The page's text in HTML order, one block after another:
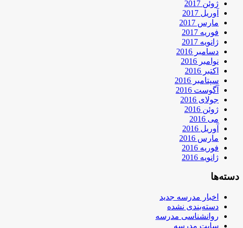
ژوئن 2017
آوریل 2017
مارس 2017
فوریه 2017
ژانویه 2017
دسامبر 2016
نوامبر 2016
اکتبر 2016
سپتامبر 2016
آگوست 2016
جولای 2016
ژوئن 2016
می 2016
آوریل 2016
مارس 2016
فوریه 2016
ژانویه 2016
دسته‌ها
اخبار مدرسه جدید
دسته‌بندی نشده
روانشناسی مدرسه
سایت مدرسه